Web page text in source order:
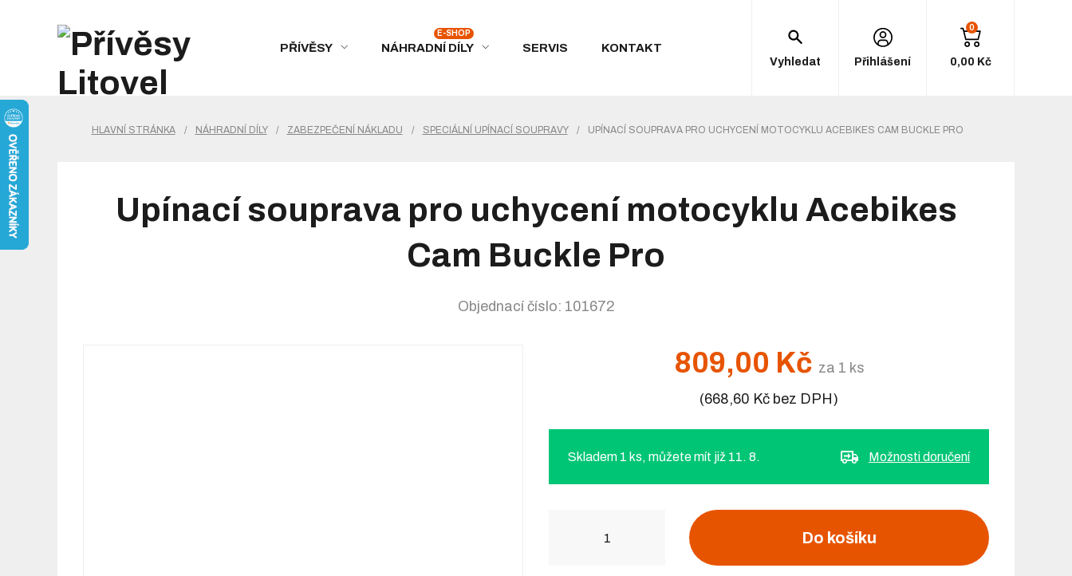
PŘÍVĚSY NÁHRADNÍ DÍLY SERVIS KONTAKT
Vyhledat Přihlášení
0
0,00 Kč
HLAVNÍ STRÁNKA / NÁHRADNÍ DÍLY / ZABEZPEČENÍ NÁKLADU / SPECIÁLNÍ UPÍNACÍ SOUPRAVY / UPÍNACÍ SOUPRAVA PRO UCHYCENÍ MOTOCYKLU ACEBIKES CAM BUCKLE PRO
Upínací souprava pro uchycení motocyklu Acebikes
Cam Buckle Pro
Objednací číslo: 101672
809,00 Kč za 1 ks
(668,60 Kč bez DPH)
Skladem 1 ks, můžete mít již 11. 8. Možnosti doručení
Do košíku